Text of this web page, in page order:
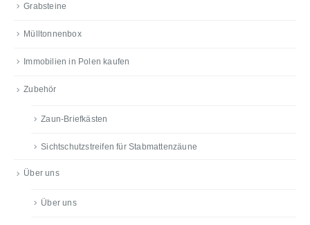
Grabsteine
Mülltonnenbox
Immobilien in Polen kaufen
Zubehör
Zaun-Briefkästen
Sichtschutzstreifen für Stabmattenzäune
Über uns
Über uns